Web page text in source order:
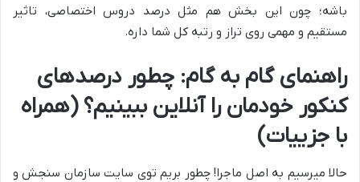
باشه؛ چون این بخش هم مثل درصد دروس اختصاصی، تاثیر
مستقیم و مهمی روی تراز و رتبه کل شما داره.
راهنمای گام به گام: چطور درصدهای
کنکور خودمان را آنلاین ببینیم؟ (همراه
با جزییات)
حالا میرسیم به اصل ماجرا! چطور بریم توی سایت سازمان سنجش و